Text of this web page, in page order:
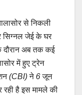
से निकली
सिग्नल जेई के घर
दौरान अब तक कई
में हुए ट्रेन
(CBI)ने6जून
रही है इस मामले की